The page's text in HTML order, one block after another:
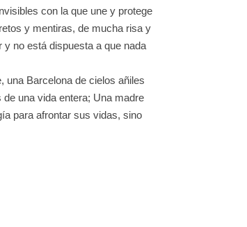
con la que une y protege
y mentiras, de mucha risa y
no está dispuesta a que nada
una Barcelona de cielos añiles
una vida entera; Una madre
para afrontar sus vidas, sino